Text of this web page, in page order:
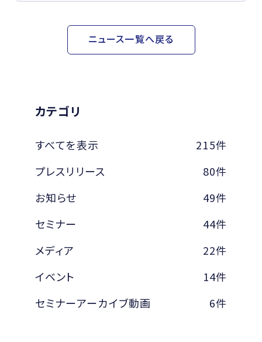
ニュース一覧へ戻る
カテゴリ
すべてを表示
215件
プレスリリース
80件
お知らせ
49件
セミナー
44件
メディア
22件
イベント
14件
セミナーアーカイブ動画
6件